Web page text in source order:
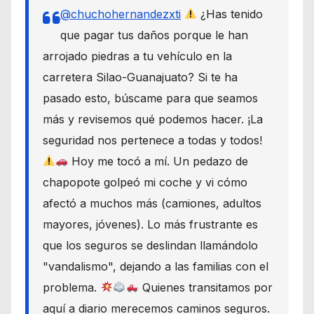
@chuchohernandezxti
¿Has tenido
que pagar tus daños porque le han
arrojado piedras a tu vehículo en la
carretera Silao-Guanajuato? Si te ha
pasado esto, búscame para que seamos
más y revisemos qué podemos hacer. ¡La
seguridad nos pertenece a todas y todos!
Hoy me tocó a mí. Un pedazo de
chapopote golpeó mi coche y vi cómo
afectó a muchos más (camiones, adultos
mayores, jóvenes). Lo más frustrante es
que los seguros se deslindan llamándolo
"vandalismo", dejando a las familias con el
problema.
Quienes transitamos por
aquí a diario merecemos caminos seguros.